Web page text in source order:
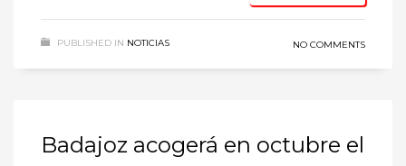
PUBLISHED IN NOTICIAS NO COMMENTS
Badajoz acogerá en octubre el